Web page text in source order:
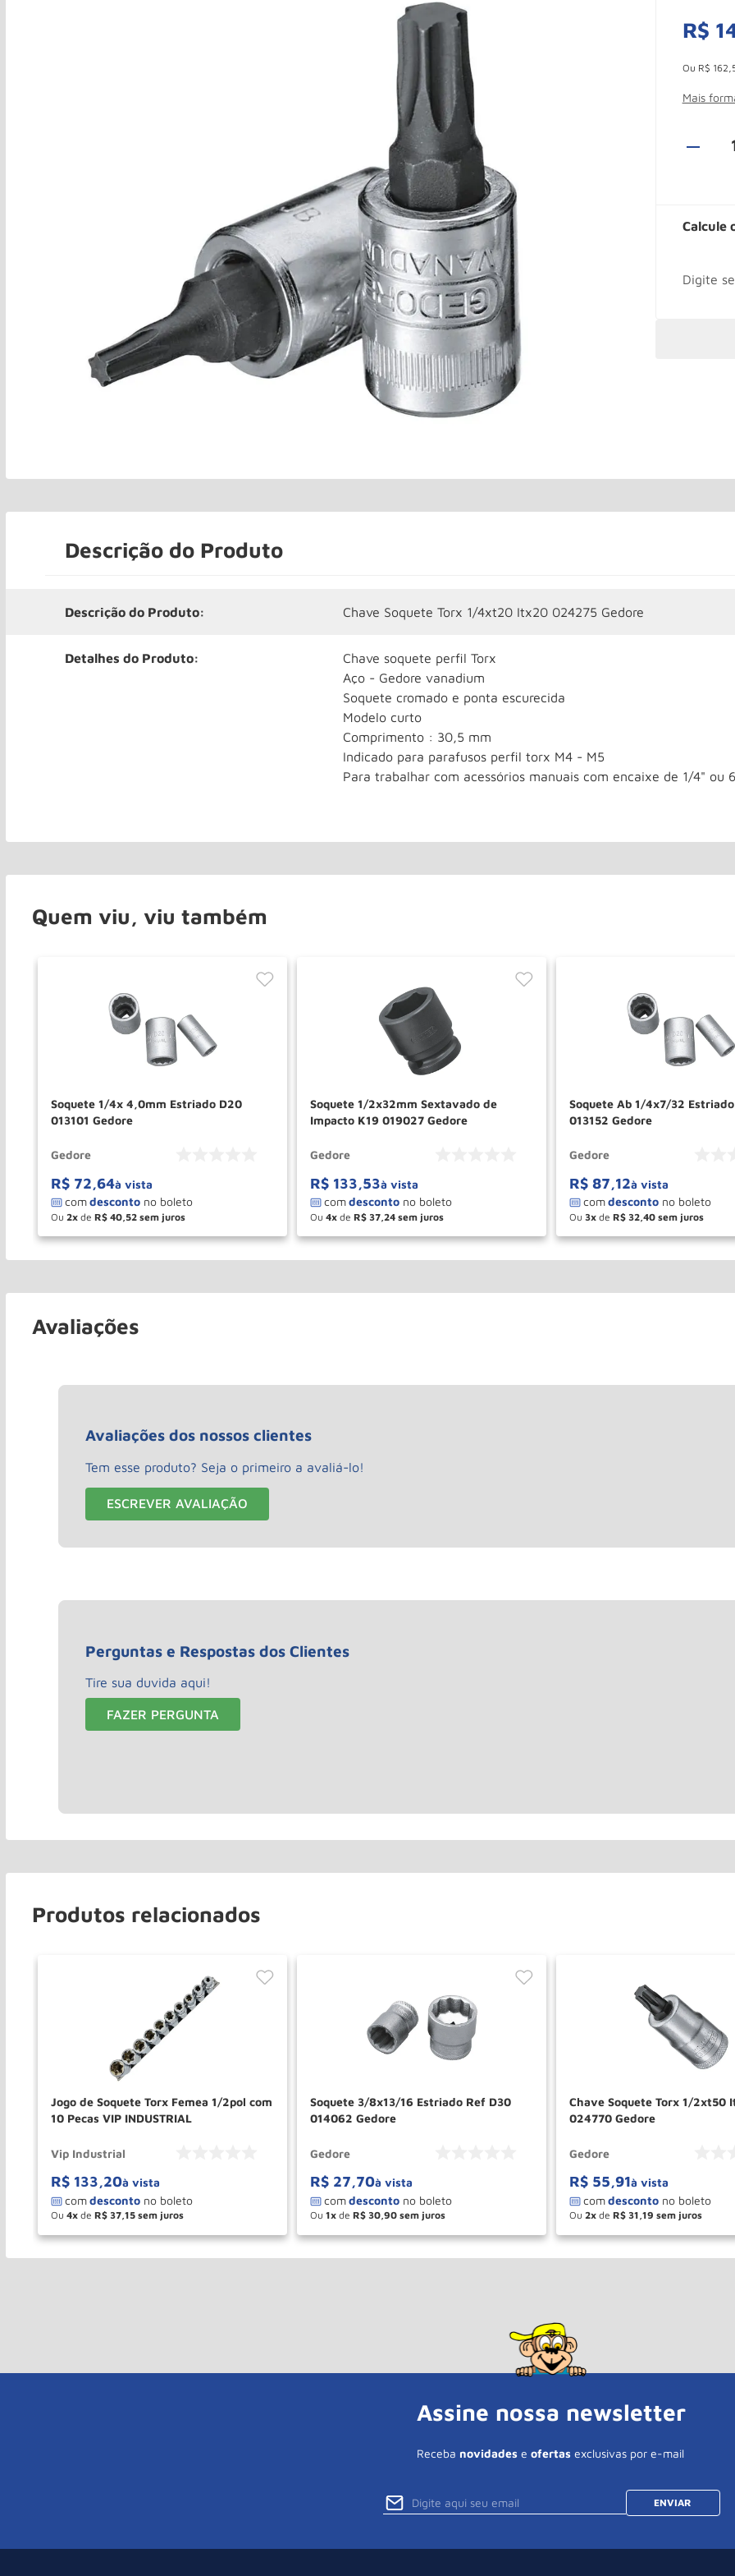
R$
Ou R$ 162
Mais
Calcule
Descrição do Produto
Descrição do Produto: Chave Soquete Torx 1/4xt20 Itx20 024275 Gedore
Detalhes do Produto:
Chave soquete perfil Torx
Aço - Gedore vanadium
Soquete cromado e ponta escurecida
Modelo curto
Comprimento : 30,5 mm
Indicado para parafusos perfil torx M4 - M5
Para trabalhar com acessórios manuais com encaixe de 1/4" ou
Quem viu, viu também
Soquete 1/4x 4,0mm Estriado D20
013101 Gedore
Gedore
R$ 72,64à vista
Ou 2 de R$ 40 52
＋
－ COMPRAR
Soquete 1/2x32mm Sextavado de
Impacto K19 019027 Gedore
Gedore
R$ 133,53à vista
Ou 4 de R$ 37 24
＋
－ COMPRAR
Soquete Ab 1/4x7/32
013152 Gedore
Gedore
R$ 87,12à vista
Ou 3 de R$ 32 40
＋
－
Avaliações
Avaliações dos nossos clientes
Tem esse produto? Seja o primeiro a avaliá-lo!
ESCREVER AVALIAÇÃO
Perguntas e Respostas dos Clientes
Tire sua duvida aqui!
FAZER PERGUNTA
Produtos relacionados
Jogo de Soquete Torx Femea 1/2pol com
10 Pecas VIP INDUSTRIAL
Vip Industrial
R$ 133,20à vista
Ou 4 de R$ 37,15
＋
－ COMPRAR
Soquete 3/8x13/16 Estriado Ref D30
014062 Gedore
Gedore
R$ 27,70à vista
Ou 1 de R$ 30,90
＋
－ COMPRAR
Chave Soquete Torx 1/2xt50
024770 Gedore
Gedore
R$ 55,91à vista
Ou 2 de R$ 31,19
＋
－
Assine nossa newsletter
Receba novidades e ofertas exclusivas por e-mail
ENVIAR